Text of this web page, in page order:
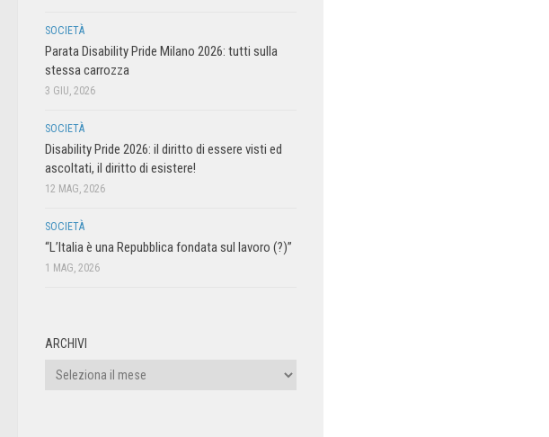
SOCIETÀ
Parata Disability Pride Milano 2026: tutti sulla
stessa carrozza
3 GIU, 2026
SOCIETÀ
Disability Pride 2026: il diritto di essere visti ed
ascoltati, il diritto di esistere!
12 MAG, 2026
SOCIETÀ
“L’Italia è una Repubblica fondata sul lavoro (?)”
1 MAG, 2026
ARCHIVI